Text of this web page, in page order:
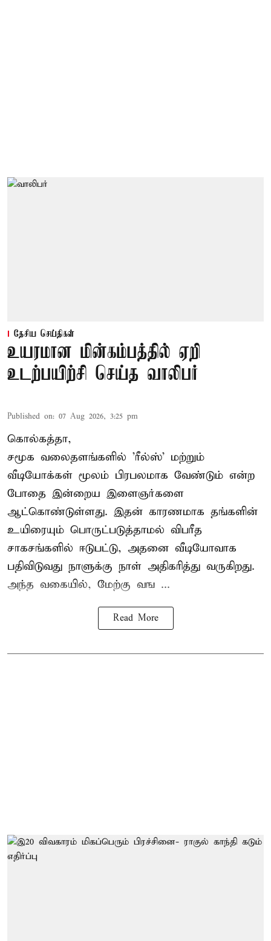
தேசிய செய்திகள்
உயரமான மின்கம்பத்தில் ஏறி
உடற்பயிற்சி செய்த வாலிபர்
Published on: 07 Aug 2026, 3:25 pm
கொல்கத்தா,
சமூக வலைதளங்களில் 'ரீல்ஸ்' மற்றும்
வீடியோக்கள் மூலம் பிரபலமாக வேண்டும் என்ற
போதை இன்றைய இளைஞர்களை
ஆட்கொண்டுள்ளது. இதன் காரணமாக தங்களின்
உயிரையும் பொருட்படுத்தாமல் விபரீத
சாகசங்களில் ஈடுபட்டு, அதனை வீடியோவாக
பதிவிடுவது நாளுக்கு நாள் அதிகரித்து வருகிறது.
அந்த வகையில், மேற்கு வங ...
Read More